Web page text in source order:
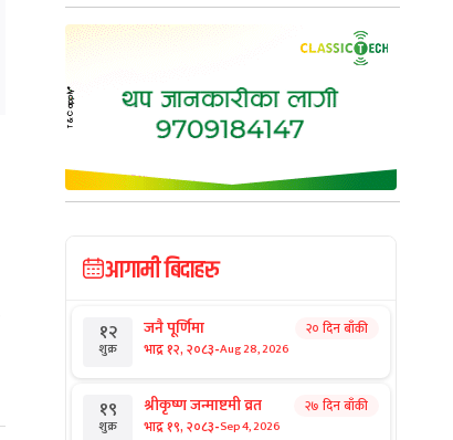
आगामी बिदाहरु
१२
शुक्र
जनै पूर्णिमा
भाद्र १२, २०८३-Aug 28, 2026
२० दिन बाँकी
१९
शुक्र
श्रीकृष्ण जन्माष्टमी व्रत
भाद्र १९, २०८३-Sep 4, 2026
२७ दिन बाँकी